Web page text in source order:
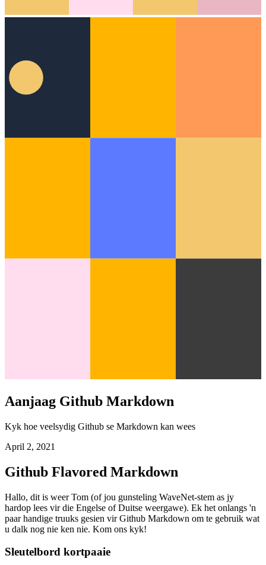
Kyk hoe veelsydig Github se Markdown kan wees
Github Flavored Markdown
Hallo, dit is weer Tom (of jou gunsteling WaveNet-stem as jy
hardop lees vir die Engelse of Duitse weergawe). Ek het onlangs 'n
paar handige truuks gesien vir Github Markdown om te gebruik wat